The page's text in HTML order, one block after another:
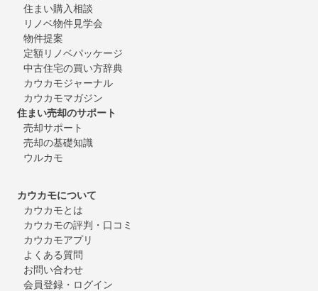
住まい購入相談
リノベ物件見学会
物件提案
定額リノベパッケージ
中古住宅の買い方辞典
カウカモジャーナル
カウカモマガジン
住まい売却のサポート
売却サポート
売却の基礎知識
ウルカモ
カウカモについて
カウカモとは
カウカモの評判・口コミ
カウカモアプリ
よくある質問
お問い合わせ
会員登録・ログイン